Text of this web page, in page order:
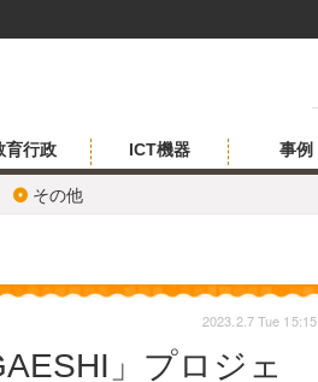
その他
育行政 ICT機器 事例
」プロジェ
2023.2.7 Tue 15:15